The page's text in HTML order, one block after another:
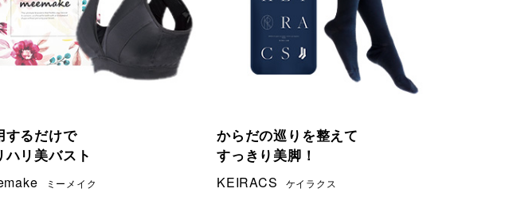
するだけで
ハリ美バスト
ミーメイク
からだの巡りを整えて
すっきり美脚！
KEIRACS ケイラクス